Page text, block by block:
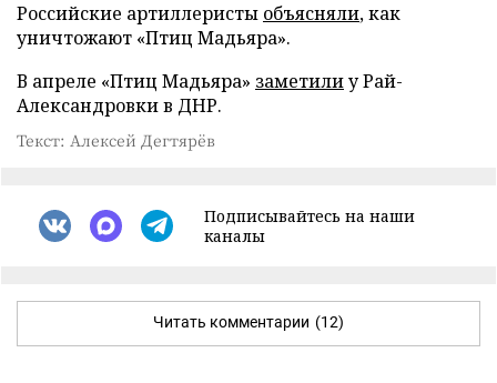
Российские артиллеристы объясняли, как
уничтожают «Птиц Мадьяра».
В апреле «Птиц Мадьяра» заметилиу Рай-
Александровки в ДНР.
Текст: Алексей Дегтярёв
Подписывайтесь на наши
каналы
Читать комментарии (12)